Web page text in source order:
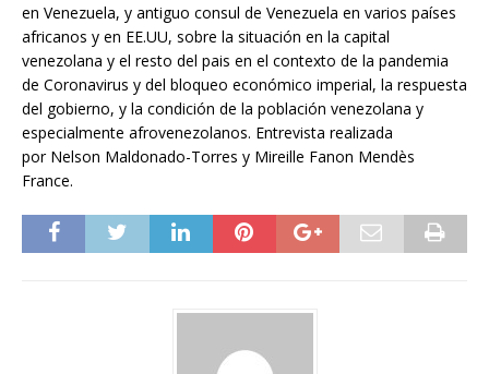
en Venezuela, y antiguo consul de Venezuela en varios países
africanos y en EE.UU, sobre la situación en la capital
venezolana y el resto del pais en el contexto de la pandemia
de Coronavirus y del bloqueo económico imperial, la respuesta
del gobierno, y la condición de la población venezolana y
especialmente afrovenezolanos. Entrevista realizada
por Nelson Maldonado-Torres y Mireille Fanon Mendès
France.